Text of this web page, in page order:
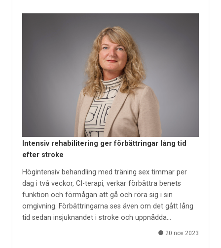
Intensiv rehabilitering ger förbättringar lång tid
efter stroke
Högintensiv behandling med träning sex timmar per
dag i två veckor, CI-terapi, verkar förbättra benets
funktion och förmågan att gå och röra sig i sin
omgivning. Förbättringarna ses även om det gått lång
tid sedan insjuknandet i stroke och uppnådda…
20 nov 2023